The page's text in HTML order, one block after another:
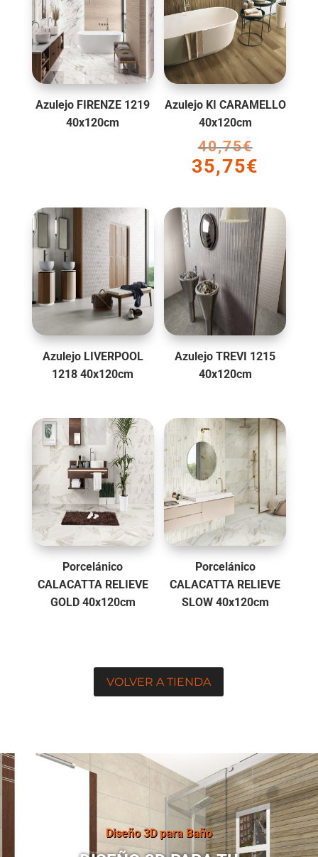
Azulejo FIRENZE 1219
40x120cm
Azulejo KI CARAMELLO
40x120cm
40,75€El
precio
40,75€.
35,75€
es:
35,75€.
Azulejo LIVERPOOL
1218 40x120cm
Azulejo TREVI 1215
40x120cm
Porcelánico
CALACATTA RELIEVE
GOLD 40x120cm
Porcelánico
CALACATTA RELIEVE
SLOW 40x120cm
VOLVER A TIENDA
Diseño 3D para Baño